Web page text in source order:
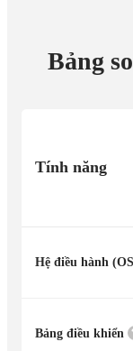
Bảng
Tính năng
Hệ điều hành
Bảng điều khiển